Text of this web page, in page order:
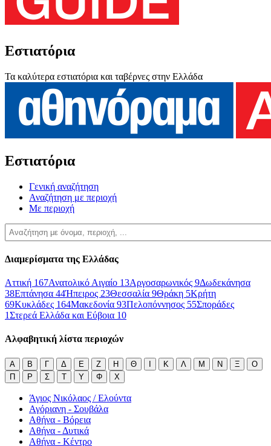
Εστιατόρια
Τα καλύτερα εστιατόρια και ταβέρνες στην Ελλάδα
Εστιατόρια
Γενική αναζήτηση
Αναζήτηση με περιοχή
Με περιοχή
Διαμερίσματα της Ελλάδας
Αττική 167Ανατολικό Αιγαίο 13Αργοσαρωνικός 9Δωδεκάνησα
38Επτάνησα 44Ήπειρος 23Θεσσαλία 9Θράκη 5Κρήτη
69Κυκλάδες 164Μακεδονία 93Πελοπόννησος 55Σποράδες
1Στερεά Ελλάδα και Εύβοια 10
Αλφαβητική λίστα περιοχών
Α Β Γ Δ Ε Ζ Η Θ Ι Κ Λ Μ Ν Ξ
Ο
Π
Ρ Σ Τ Υ Φ Χ
Άγιος Νικόλαος / Ελούντα
Αγόριανη - Σουβάλα
Αθήνα - Βόρεια
Αθήνα - Δυτικά
Αθήνα - Κέντρο